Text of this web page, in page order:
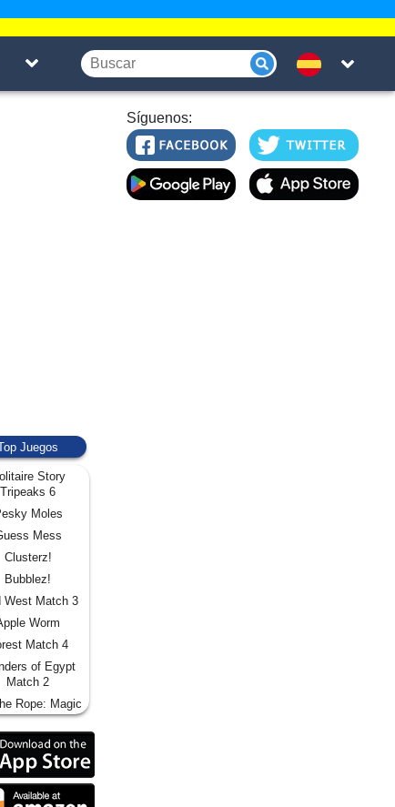
Síguenos:
Juegos
Story
Tripeaks 6
Moles
Mess
Clusterz!
Bubblez!
West Match 3
Worm
Match 4
of Egypt
Match 2
Rope: Magic